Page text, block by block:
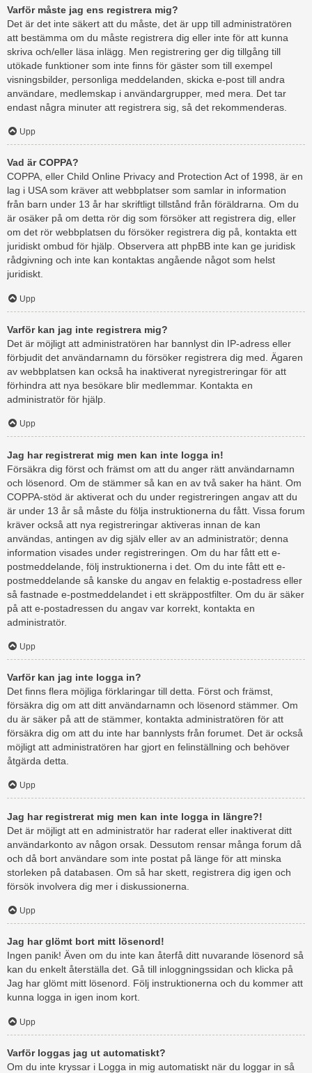
Varför måste jag ens registrera mig?
Det är det inte säkert att du måste, det är upp till administratören
att bestämma om du måste registrera dig eller inte för att kunna
skriva och/eller läsa inlägg. Men registrering ger dig tillgång till
utökade funktioner som inte finns för gäster som till exempel
visningsbilder, personliga meddelanden, skicka e-post till andra
användare, medlemskap i användargrupper, med mera. Det tar
endast några minuter att registrera sig, så det rekommenderas.
Upp
Vad är COPPA?
COPPA, eller Child Online Privacy and Protection Act of 1998, är en
lag i USA som kräver att webbplatser som samlar in information
från barn under 13 år har skriftligt tillstånd från föräldrarna. Om du
är osäker på om detta rör dig som försöker att registrera dig, eller
om det rör webbplatsen du försöker registrera dig på, kontakta ett
juridiskt ombud för hjälp. Observera att phpBB inte kan ge juridisk
rådgivning och inte kan kontaktas angående något som helst
juridiskt.
Upp
Varför kan jag inte registrera mig?
Det är möjligt att administratören har bannlyst din IP-adress eller
förbjudit det användarnamn du försöker registrera dig med. Ägaren
av webbplatsen kan också ha inaktiverat nyregistreringar för att
förhindra att nya besökare blir medlemmar. Kontakta en
administratör för hjälp.
Upp
Jag har registrerat mig men kan inte logga in!
Försäkra dig först och främst om att du anger rätt användarnamn
och lösenord. Om de stämmer så kan en av två saker ha hänt. Om
COPPA-stöd är aktiverat och du under registreringen angav att du
är under 13 år så måste du följa instruktionerna du fått. Vissa forum
kräver också att nya registreringar aktiveras innan de kan
användas, antingen av dig själv eller av an administratör; denna
information visades under registreringen. Om du har fått ett e-
postmeddelande, följ instruktionerna i det. Om du inte fått ett e-
postmeddelande så kanske du angav en felaktig e-postadress eller
så fastnade e-postmeddelandet i ett skräppostfilter. Om du är säker
på att e-postadressen du angav var korrekt, kontakta en
administratör.
Upp
Varför kan jag inte logga in?
Det finns flera möjliga förklaringar till detta. Först och främst,
försäkra dig om att ditt användarnamn och lösenord stämmer. Om
du är säker på att de stämmer, kontakta administratören för att
försäkra dig om att du inte har bannlysts från forumet. Det är också
möjligt att administratören har gjort en felinställning och behöver
åtgärda detta.
Upp
Jag har registrerat mig men kan inte logga in längre?!
Det är möjligt att en administratör har raderat eller inaktiverat ditt
användarkonto av någon orsak. Dessutom rensar många forum då
och då bort användare som inte postat på länge för att minska
storleken på databasen. Om så har skett, registrera dig igen och
försök involvera dig mer i diskussionerna.
Upp
Jag har glömt bort mitt lösenord!
Ingen panik! Även om du inte kan återfå ditt nuvarande lösenord så
kan du enkelt återställa det. Gå till inloggningssidan och klicka på
Jag har glömt mitt lösenord. Följ instruktionerna och du kommer att
kunna logga in igen inom kort.
Upp
Varför loggas jag ut automatiskt?
Om du inte kryssar i Logga in mig automatiskt när du loggar in så